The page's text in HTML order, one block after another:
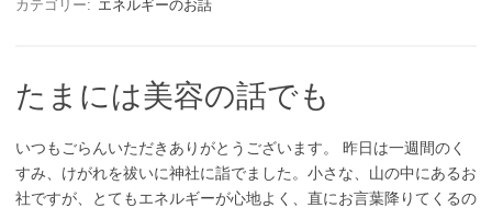
カテゴリー: エネルギーのお話
たまには美容の話でも
いつもごらんいただきありがとうございます。 昨日は一週間のく
すみ、けがれを祓いに神社に詣でました。小さな、山の中にあるお
社ですが、とてもエネルギーが心地よく、直にお言葉降りてくるの